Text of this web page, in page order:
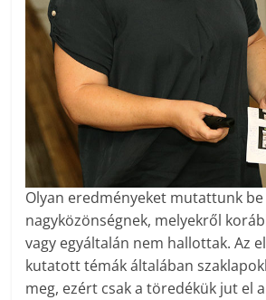
Olyan eredményeket mutattunk be
nagyközönségnek, melyekről
vagy egyáltalán nem hallottak. Az
kutatott témák általában
meg, ezért csak a töredékük jut el